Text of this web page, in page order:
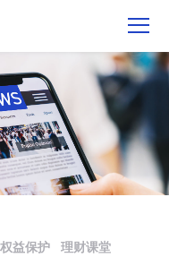
益保护
理财课堂